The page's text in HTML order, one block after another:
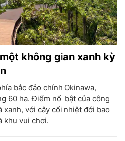
không gian xanh kỳ
bắc đảo chính Okinawa,
60 ha. Điểm nổi bật của công
xanh, với cây cối nhiệt đới bao
khu vui chơi.